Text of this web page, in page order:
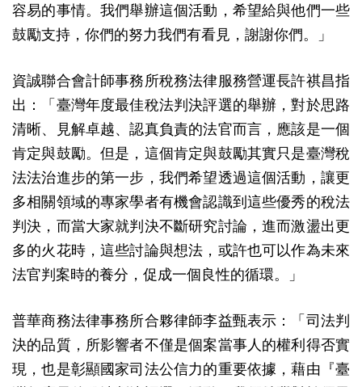
容易的事情。我們舉辦這個活動，希望給與他們一些
鼓勵支持，你們的努力我們有看見，謝謝你們。」
資誠聯合會計師事務所稅務法律服務營運長許祺昌指
出：「臺灣年度最佳稅法判決評選的舉辦，對於思路
清晰、見解卓越、認真負責的法官而言，應該是一個
肯定與鼓勵。但是，這個肯定與鼓勵其實只是臺灣稅
法法治進步的第一步，我們希望透過這個活動，讓更
多相關領域的專家學者有機會認識到這些優秀的稅法
判決，而當大家就判決不斷研究討論，進而激盪出更
多的火花時，這些討論與想法，或許也可以作為未來
法官判案時的養分，促成一個良性的循環。」
普華商務法律事務所合夥律師李益甄表示：「司法判
決的品質，所影響者不僅是個案當事人的權利得否實
現，也是彰顯國家司法公信力的重要依據，藉由『臺